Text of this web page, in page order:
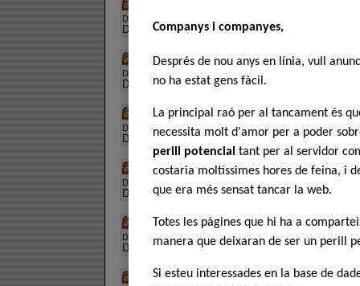
Descàrregues:
Descripció: trobat a la xarxa
Correllengua 2005: Butlletí n.6
Descàrregues:
Descripció:Trobat a la xarxa
correllengua 2005: Butlletí n.7
Descàrregues:327, Puntuació:
Descripció:Trobat a la xarxa
correllengua 2005: Butlletí n.8
Descàrregues:
Descripció:Trobat a la xarxa
EL CORREDOR MEDITERRANI
Descàrregues:14 , Puntuació:
Descripció:Idiomes, rip, etc.
ENTRE TOTS HO FAREM TOT - imatge
Companys i companyes,
Després de nou anys en línia, vull
no ha estat gens fàcil.
La principal raó per al tancament és
necessita molt d'amor per a poder
perill potencial tant per al servidor
costaria moltíssimes hores de feina, i
que era més sensat tancar la web.
Totes les pàgines que hi ha a
manera que deixaran de ser un perill
Si esteu interessades en la base de